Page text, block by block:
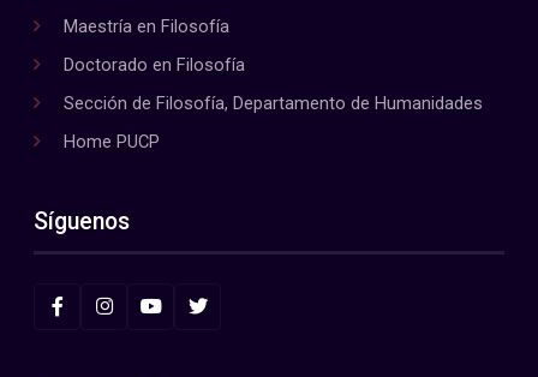
Maestría en Filosofía
Doctorado en Filosofía
Sección de Filosofía, Departamento de Humanidades
Home PUCP
Síguenos